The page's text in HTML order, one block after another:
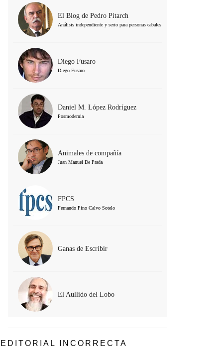
El Blog de Pedro Pitarch
Análisis independiente y serio para personas cabales
Diego Fusaro
Diego Fusaro
Daniel M. López Rodríguez
Posmodernia
Animales de compañía
Juan Manuel De Prada
FPCS
Fernando Pino Calvo Sotelo
Ganas de Escribir
El Aullido del Lobo
EDITORIAL INCORRECTA